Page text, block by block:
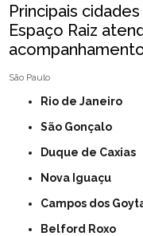
Principais
Espaço Raiz
São Paulo
Rio de Janeiro
São Gonçalo
Duque de Caxias
Nova Iguaçu
Campos dos
Belford Roxo